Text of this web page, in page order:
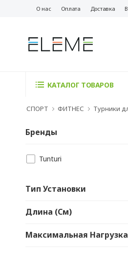
О нас Оплата Доставка
КАТАЛОГ ТОВАРОВ
СПОРТ ФИТНЕС Турники
Бренды
Tunturi
Тип Установки
Длина (см)
Максимальная